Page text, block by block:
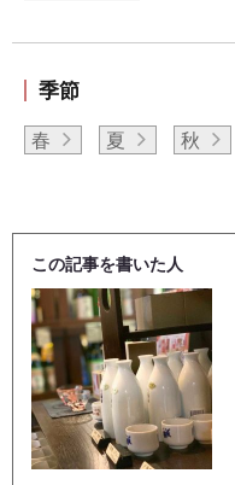
季節
春 夏 秋
この記事を書いた人